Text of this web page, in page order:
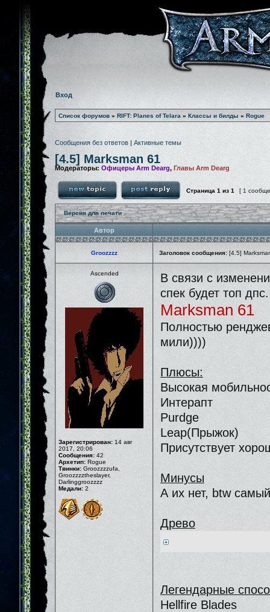
Вход
Список форумов » RIFT: Planes of Telara » Классы и билды » Rogue
Сообщения без ответов | Активные темы
[4.5] Marksman 61
Модераторы: Офицеры Arm Dearg, Главы Arm Dearg
Страница 1 из 1 [ 1
Версия для печати
Автор
Groozzzz Заголовок сообщения: [4.5]
Ascended
Зарегистрирован: 14 авг
2017, 20:06
Сообщения: 42
Архетип: Rogue
Твинки: Groozzzzufa,
Groozzzztheslayer,
Darlinggroozzzz
Медали: 2
В связи с
спек будет топ дпс.
Marksman 61
Полностью
мили))))
Плюсы:
Высокая
Интерапт
Purdge
Leap(Прыжок)
Присутствует
Минусы
А их нет, btw
Древо
Легендарные
Hellfire Blades